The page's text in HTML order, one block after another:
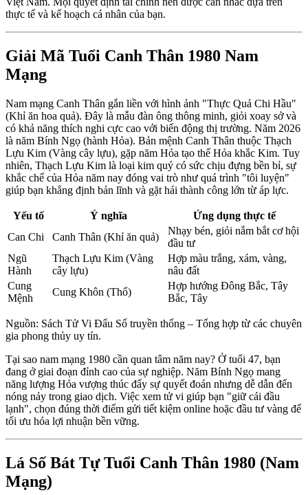
thực tế và kế hoạch cá nhân của bạn.
Giải Mã Tuổi Canh Thân 1980 Nam
Mạng
Nam mạng Canh Thân gắn liền với hình ảnh "Thực Quả Chi Hầu"
(Khỉ ăn hoa quả). Đây là mẫu đàn ông thông minh, giỏi xoay sở và
có khả năng thích nghi cực cao với biến động thị trường. Năm 2026
là năm Bính Ngọ (hành Hỏa). Bản mệnh Canh Thân thuộc Thạch
Lựu Kim (Vàng cây lựu), gặp năm Hỏa tạo thế Hỏa khắc Kim. Tuy
nhiên, Thạch Lựu Kim là loại kim quý có sức chịu đựng bền bỉ, sự
khắc chế của Hỏa năm nay đóng vai trò như quá trình "tôi luyện"
giúp bạn khẳng định bản lĩnh và gặt hái thành công lớn từ áp lực.
Yếu tố Ý nghĩa
Ứng dụng thực tế
Can Chi
Canh Thân (Khỉ ăn quả)
Nhạy bén, giỏi nắm bắt cơ hội
đầu tư
Ngũ
Hành
Thạch Lựu Kim (Vàng
cây lựu)
Hợp màu trắng, xám, vàng,
nâu đất
Cung
Mệnh
Cung Khôn (Thổ)
Hợp hướng Đông Bắc, Tây
Bắc, Tây
Nguồn: Sách Tử Vi Đẩu Số truyền thống – Tổng hợp từ các chuyên
gia phong thủy uy tín.
Tại sao nam mạng 1980 cần quan tâm năm nay? Ở tuổi 47, bạn
đang ở giai đoạn đỉnh cao của sự nghiệp. Năm Bính Ngọ mang
năng lượng Hỏa vượng thúc đẩy sự quyết đoán nhưng dễ dẫn đến
nóng nảy trong giao dịch. Việc xem tử vi giúp bạn "giữ cái đầu
lạnh", chọn đúng thời điểm gửi tiết kiệm online hoặc đầu tư vàng để
tối ưu hóa lợi nhuận bền vững.
Lá Số Bát Tự Tuổi Canh Thân 1980 (Nam
Mạng)